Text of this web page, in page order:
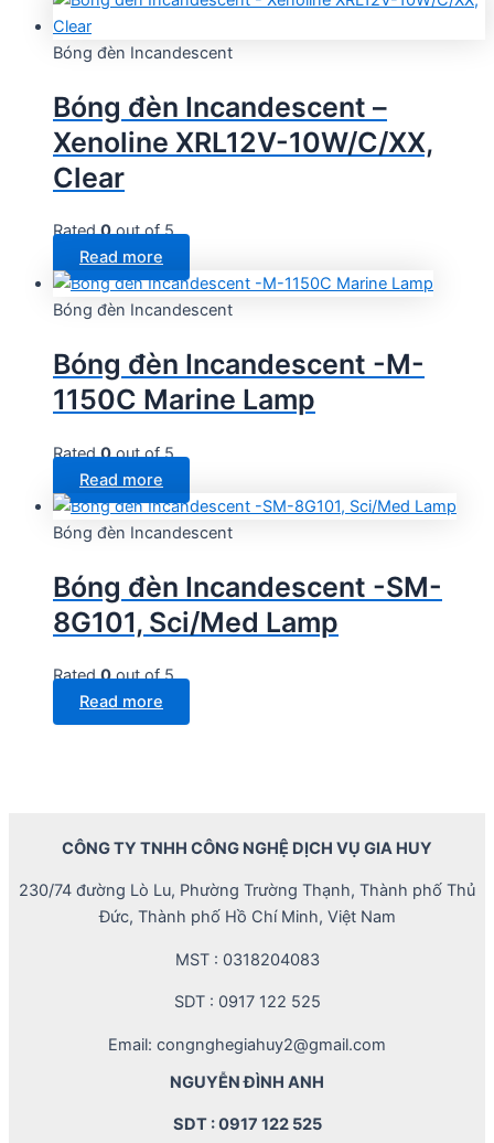
Bóng đèn Incandescent
Bóng đèn Incandescent –
Xenoline XRL12V-10W/C/XX,
Clear
Rated0out of 5
Read more
Bóng đèn Incandescent
Bóng đèn Incandescent -M-
1150C Marine Lamp
Rated0out of 5
Read more
Bóng đèn Incandescent
Bóng đèn Incandescent -SM-
8G101, Sci/Med Lamp
Rated0out of 5
Read more
CÔNG TY TNHH CÔNG NGHỆ DỊCH VỤ GIA HUY
230/74 đường Lò Lu, Phường Trường Thạnh, Thành phố Thủ
Đức, Thành phố Hồ Chí Minh, Việt Nam
MST : 0318204083
SDT : 0917 122 525
Email: congnghegiahuy2@gmail.com
NGUYỄN ĐÌNH ANH
SDT : 0917 122 525